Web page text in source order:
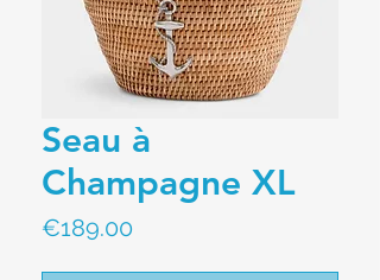
Seau à
Champagne XL
€189.00